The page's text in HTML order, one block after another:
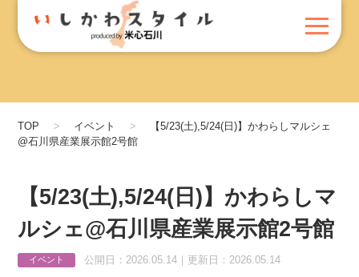
TOP イベント
【5/23(土),5/24(日)】かわらしマルシェ
@石川県産業展示館2号館
【5/23(土),5/24(日)】かわらしマ
ルシェ@石川県産業展示館2号館
イベント 公開日：2026.05.14｜更新日：2026.05.14